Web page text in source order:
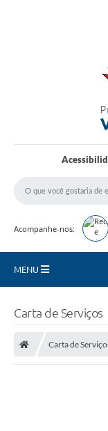
Acompanhe-nos:
MENU
Carta de Serviços
Carta de